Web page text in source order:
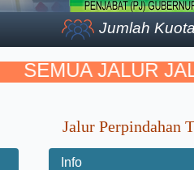
Jumlah
SEMUA JALUR
Jalur Perpindahan
Info